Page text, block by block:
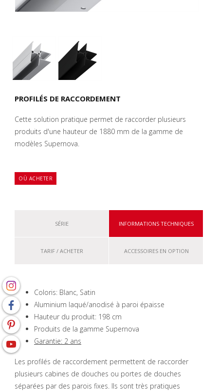
PROFILÉS DE RACCORDEMENT
Cette solution pratique permet de raccorder plusieurs
produits d'une hauteur de 1880 mm de la gamme de
modèles Supernova.
OÙ ACHETER
SÉRIE INFORMATIONS TECHNIQUES
TARIF / ACHETER ACCESSOIRES EN OPTION
Coloris: Blanc, Satin
Aluminium laqué/anodisé à paroi épaisse
Hauteur du produit: 198 cm
Produits de la gamme Supernova
Garantie: 2 ans
Les profilés de raccordement permettent de raccorder
plusieurs cabines de douches ou portes de douches
séparées par des parois fixes. Ils sont très pratiques